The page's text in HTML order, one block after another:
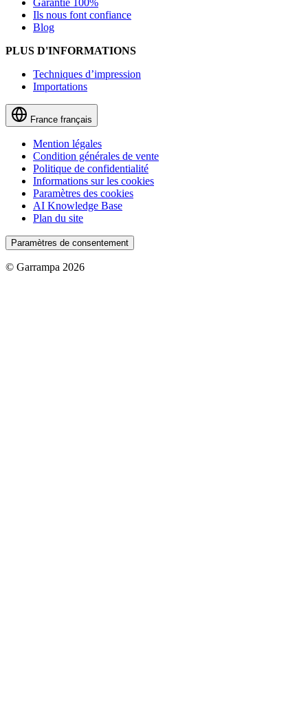
Ils nous font confiance
Blog
PLUS D'INFORMATIONS
Techniques d’impression
Importations
France français
Mention légales
Condition générales de vente
Politique de confidentialité
Informations sur les cookies
Paramètres des cookies
AI Knowledge Base
Plan du site
Paramètres de consentement
© Garrampa 2026